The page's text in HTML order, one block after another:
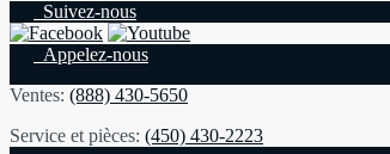
Suivez-nous
Appelez-nous
Ventes: (888) 430-5650
Service et pièces: (450) 430-2223